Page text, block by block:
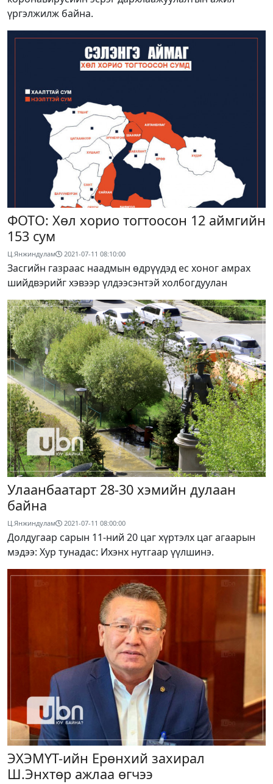
үргэлжилж байна.
ФОТО: Хөл хорио тогтоосон 12 аймгийн
153 сум
Ц.Янжиндулам 2021-07-11 08:10:00
Засгийн газраас наадмын өдрүүдэд ес хоног амрах
шийдвэрийг хэвээр үлдээсэнтэй холбогдуулан
Улаанбаатарт 28-30 хэмийн дулаан
байна
Ц.Янжиндулам 2021-07-11 08:00:00
Долдугаар сарын 11-ний 20 цаг хүртэлх цаг агаарын
мэдээ: Хур тунадас: Ихэнх нутгаар үүлшинэ.
ЭХЭМҮТ-ийн Ерөнхий захирал
Ш.Энхтөр ажлаа өгчээ